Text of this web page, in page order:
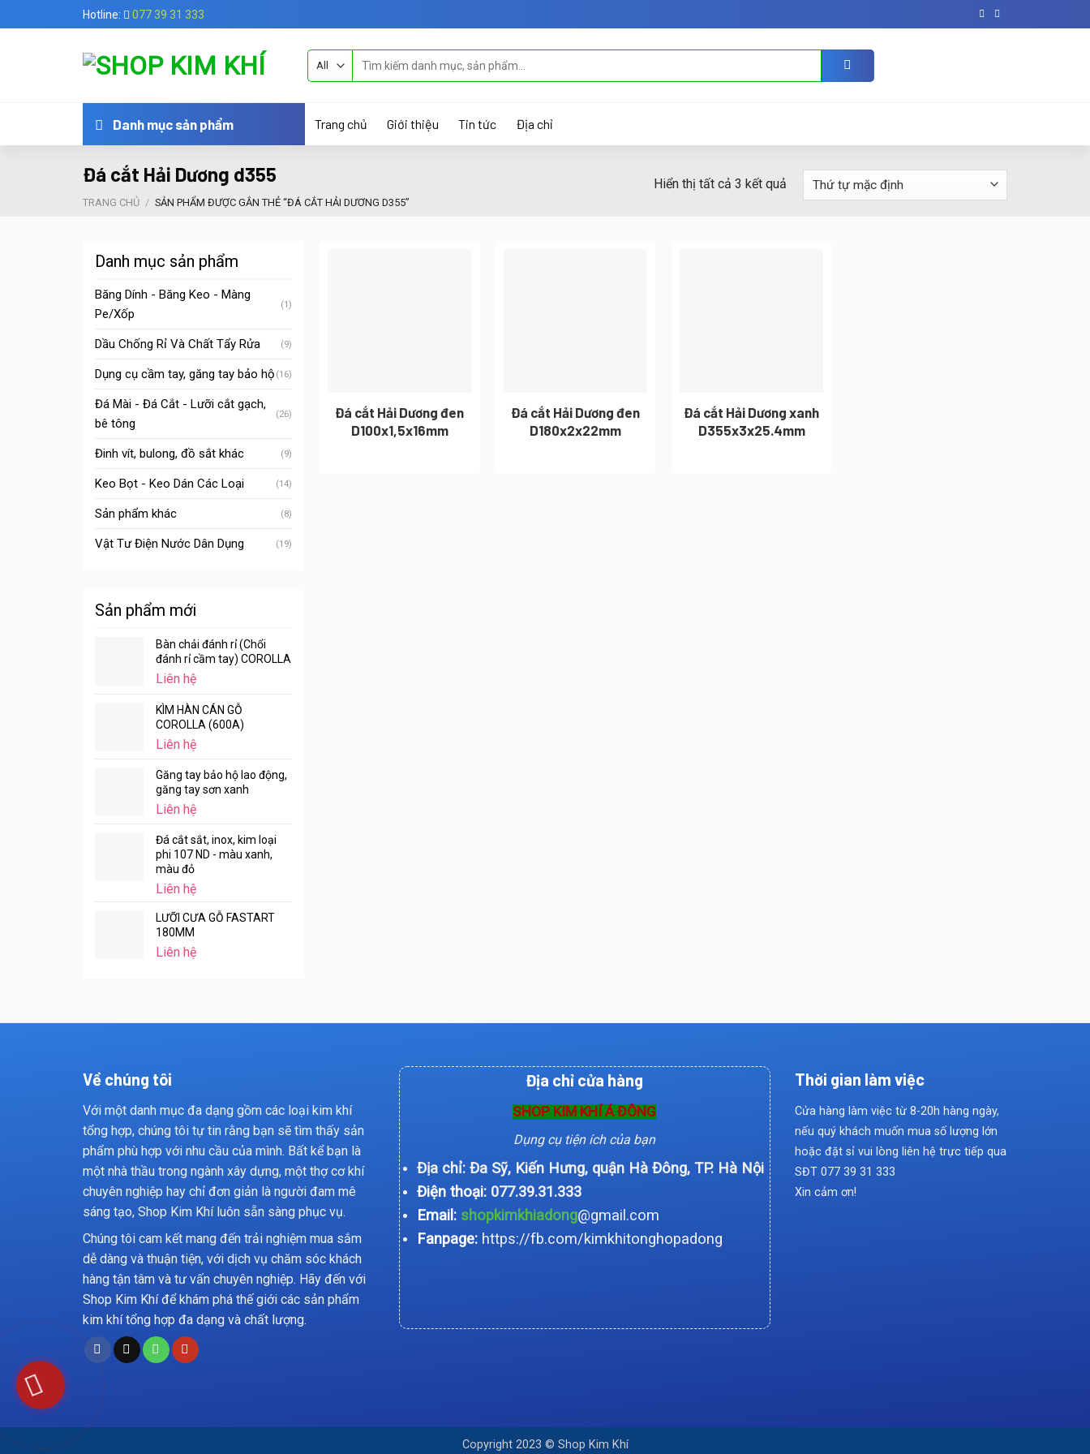
to
Hotline: 077 39 31 333
kiếm:
Danh mục sản phẩm Trang chủ Giới thiệu Tin tức Địa chỉ
Đá cắt Hải Dương d355
TRANG CHỦ / SẢN PHẨM ĐƯỢC GẮN THẺ “ĐÁ CẮT HẢI DƯƠNG D355”
Hiển thị tất cả 3 kết quả
Danh mục sản phẩm
Băng Dính - Băng Keo - Màng
Pe/Xốp
(1)
Dầu Chống Rỉ Và Chất Tẩy Rửa (9)
Dụng cụ cầm tay, găng tay bảo hộ (16)
Đá Mài - Đá Cắt - Lưỡi cắt gạch,
bê tông
(26)
Đinh vít, bulong, đồ sắt khác (9)
Keo Bọt - Keo Dán Các Loại (14)
Sản phẩm khác (8)
Vật Tư Điện Nước Dân Dụng (19)
Sản phẩm mới
Bàn chải đánh rỉ (Chổi
đánh rỉ cầm tay) COROLLA
Liên hệ
KÌM HÀN CÁN GỖ
COROLLA (600A)
Liên hệ
Găng tay bảo hộ lao động,
găng tay sơn xanh
Liên hệ
Đá cắt sắt, inox, kim loại
phi 107 ND - màu xanh,
màu đỏ
Liên hệ
LƯỠI CƯA GỖ FASTART
180MM
Liên hệ
Đá cắt Hải Dương đen
D100x1,5x16mm
Đá cắt Hải Dương đen
D180x2x22mm
Đá cắt Hải Dương xanh
D355x3x25.4mm
Về chúng tôi
Với một danh mục đa dạng gồm các loại kim khí
tổng hợp, chúng tôi tự tin rằng bạn sẽ tìm thấy sản
phẩm phù hợp với nhu cầu của mình. Bất kể bạn là
một nhà thầu trong ngành xây dựng, một thợ cơ khí
chuyên nghiệp hay chỉ đơn giản là người đam mê
sáng tạo, Shop Kim Khí luôn sẵn sàng phục vụ.
Chúng tôi cam kết mang đến trải nghiệm mua sắm
dễ dàng và thuận tiện, với dịch vụ chăm sóc khách
hàng tận tâm và tư vấn chuyên nghiệp. Hãy đến với
Shop Kim Khí để khám phá thế giới các sản phẩm
kim khí tổng hợp đa dạng và chất lượng.
Địa chỉ cửa hàng
SHOP KIM KHÍ Á ĐÔNG
Dụng cụ tiện ích của bạn
Địa chỉ: Đa Sỹ, Kiến Hưng, quận Hà Đông, TP. Hà Nội
Điện thoại: 077.39.31.333
Email:shopkimkhiadong@gmail.com
Fanpage: https://fb.com/kimkhitonghopadong
Thời gian làm việc
Cửa hàng làm việc từ 8-20h hàng ngày,
nếu quý khách muốn mua số lượng lớn
hoặc đặt sỉ vui lòng liên hệ trực tiếp qua
SĐT 077 39 31 333
Xin cảm ơn!
Copyright 2023 © Shop Kim Khí